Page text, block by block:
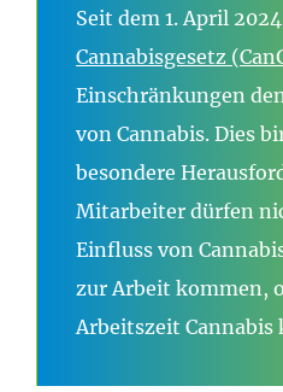
Seit dem 1. April
Cannabisgesetz
Einschränkungen
von Cannabis. Dies
besondere
Mitarbeiter dürfen
Einfluss von
zur Arbeit kommen,
Arbeitszeit Cannabis